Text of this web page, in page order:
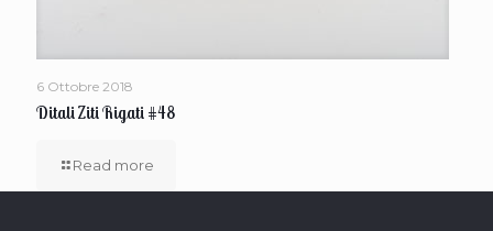
6 Ottobre 2018
Ditali Ziti Rigati #48
Read more